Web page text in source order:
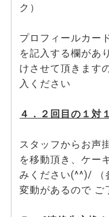
ク）
プロフィールカー
を記入する欄があ
けさせて頂きます
入ください
４．２回目の１対
スタッフからお声
を移動頂き、ケー
みください(^^)/ （
変動があるので ご